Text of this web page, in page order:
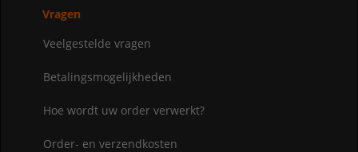
Vragen
Veelgestelde vragen
Betalingsmogelijkheden
Hoe wordt uw order verwerkt?
Order- en verzendkosten